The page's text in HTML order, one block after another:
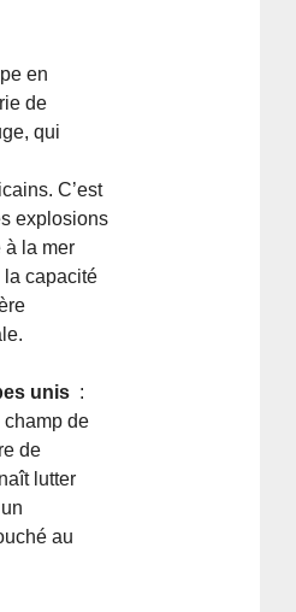
en
de
qui
C’est
explosions
à la mer
la capacité
unis :
champ de
de
lutter
au